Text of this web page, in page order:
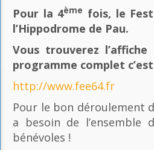
Pour la 4ème fois, le
l’Hippodrome de Pau.
Vous trouverez
programme complet
http://www.fee64.fr
Pour le bon déroulement
a besoin de l’ensemble
bénévoles !